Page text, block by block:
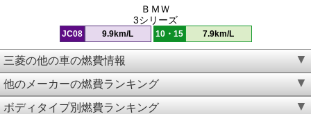
ＢＭＷ
3シリーズ
JC08 9.9km/L 10・15 7.9km/L
三菱の他の車の燃費情報
他のメーカーの燃費ランキング
ボディタイプ別燃費ランキング